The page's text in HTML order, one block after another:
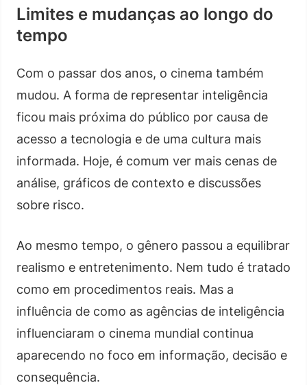
Limites e mudanças ao longo do
tempo
Com o passar dos anos, o cinema também
mudou. A forma de representar inteligência
ficou mais próxima do público por causa de
acesso a tecnologia e de uma cultura mais
informada. Hoje, é comum ver mais cenas de
análise, gráficos de contexto e discussões
sobre risco.
Ao mesmo tempo, o gênero passou a equilibrar
realismo e entretenimento. Nem tudo é tratado
como em procedimentos reais. Mas a
influência de como as agências de inteligência
influenciaram o cinema mundial continua
aparecendo no foco em informação, decisão e
consequência.